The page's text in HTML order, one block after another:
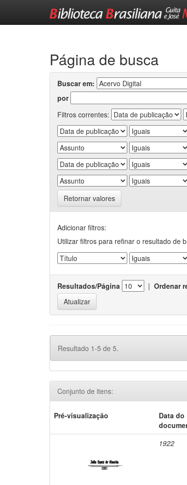
Página de busca
Buscar em:
por
Filtros correntes:
Retornar valores
Adicionar filtros:
Utilizar filtros para refinar o resultado de
Resultados/Página | Ordenar
Resultado 1-5 de 5.
Conjunto de itens:
Pré-visualização
Data do
1922